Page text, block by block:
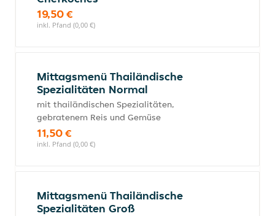
19,50 €
inkl. Pfand (0,00 €)
Mittagsmenü Thailändische
Spezialitäten Normal
mit thailändischen Spezialitäten,
gebratenem Reis und Gemüse
11,50 €
inkl. Pfand (0,00 €)
Mittagsmenü Thailändische
Spezialitäten Groß